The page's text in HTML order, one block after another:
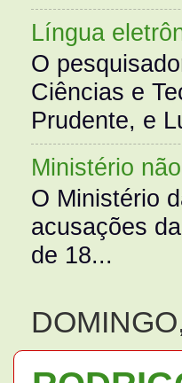
Língua
O
Ciências e
Prudente, e
Ministério
O Ministério
acusações
de 18...